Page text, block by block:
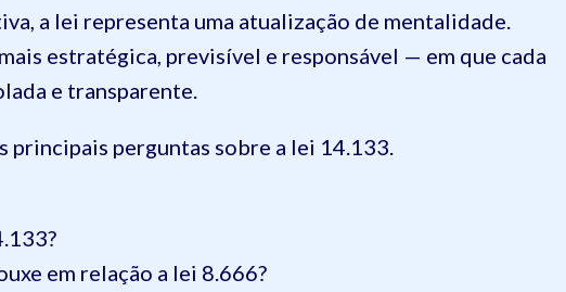
a lei representa uma atualização de mentalidade.
estratégica, previsível e responsável — em que cada
e transparente.
principais perguntas sobre a lei 14.133.
em relação a lei 8.666?